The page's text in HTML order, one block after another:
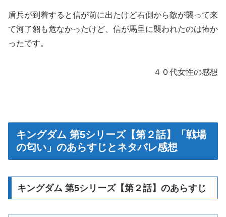
盾兵が到着すると信が前に出たけど右側から敵が襲って来
て河了貂も危なかったけど、信が馬呈に襲われたのは怖か
ったです。
４０代女性の感想
キングダム 第5シリーズ【第２話】「戦場
の匂い」のあらすじとネタバレ感想
キングダム 第5シリーズ【第２話】のあらすじ